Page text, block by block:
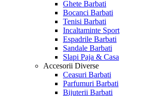
Ghete Barbati
Bocanci Barbati
Tenisi Barbati
Incaltaminte Sport
Espadrile Barbati
Sandale Barbati
Slapi Paja & Casa
Accesorii Diverse
Ceasuri Barbati
Parfumuri Barbati
Bijuterii Barbati